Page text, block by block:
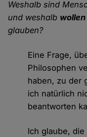
Weshalb sind
und weshalb wollen
glauben?
Eine Frage,
Philosophen
haben, zu der
ich natürlich
beantworten
Ich glaube,